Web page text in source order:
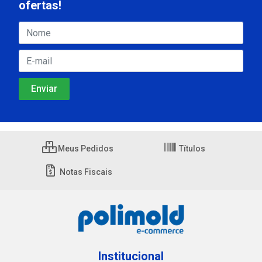
ofertas!
Meus Pedidos Títulos
Notas Fiscais
Institucional